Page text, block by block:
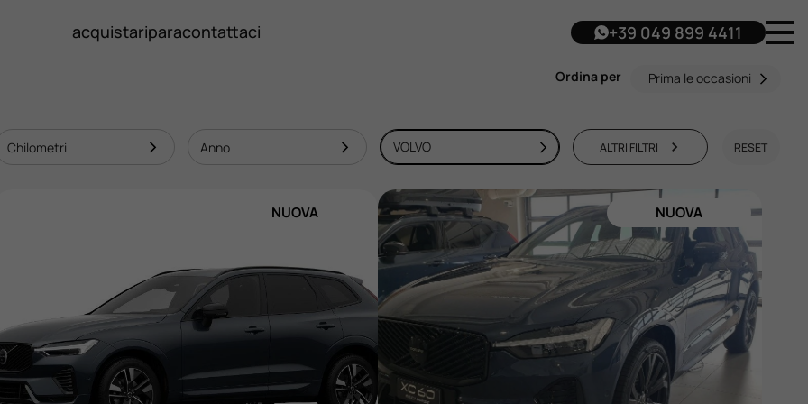
acquistariparacontattaci +39 049 899 4411
Ordina per Prima le occasioni
VOLVO ALTRI FILTRI RESET
NUOVA NUOVA